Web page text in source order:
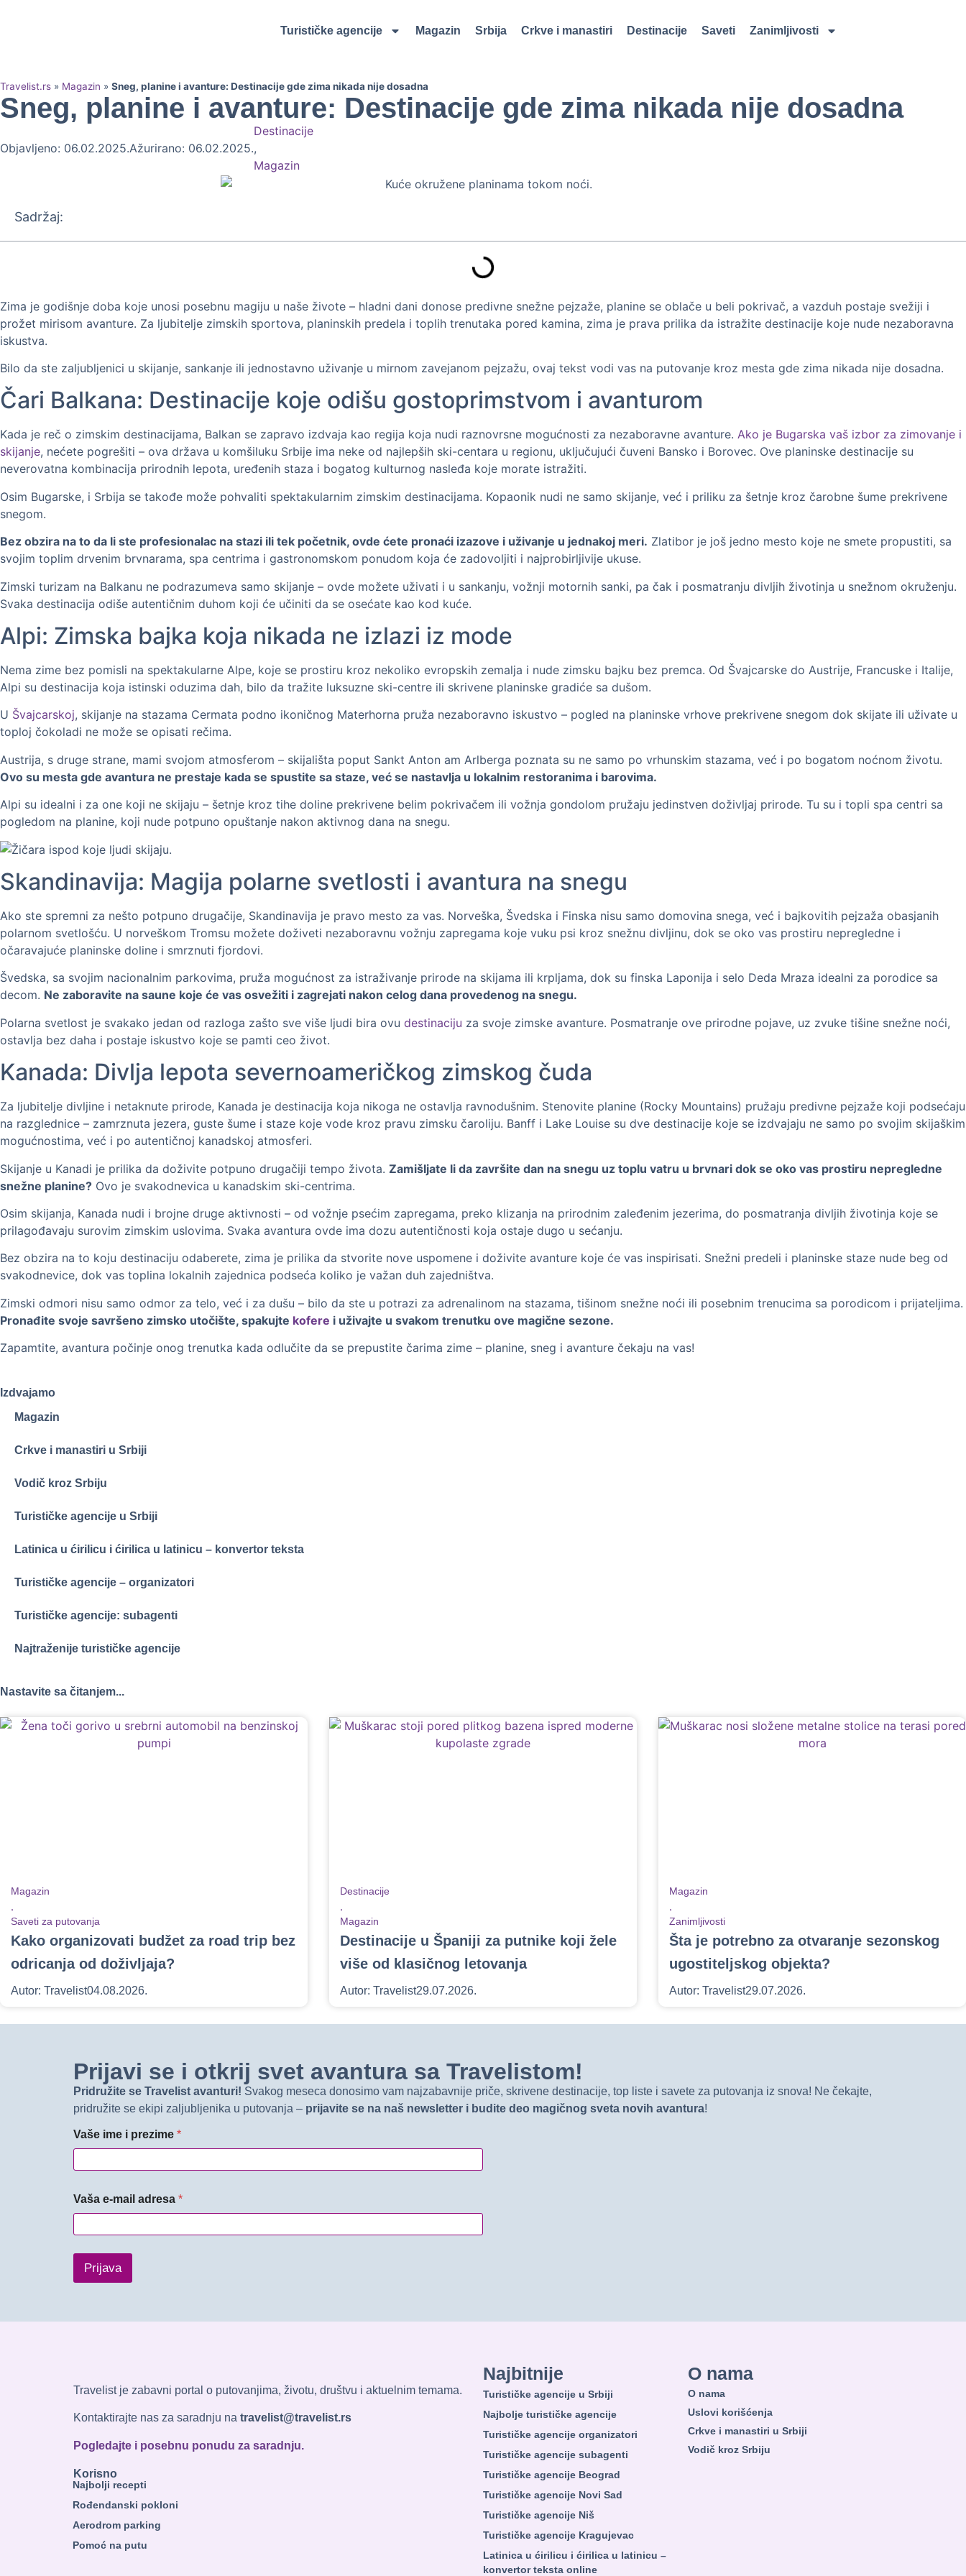
Turističke agencije Magazin Srbija Crkve i manastiri Destinacije Saveti Zanimljivosti
Travelist.rs » Magazin » Sneg, planine i avanture: Destinacije gde zima nikada nije dosadna
Sneg, planine i avanture: Destinacije gde zima nikada nije dosadna
Objavljeno: 06.02.2025.Ažurirano: 06.02.2025.
Destinacije
,
Magazin
Sadržaj:
Zima je godišnje doba koje unosi posebnu magiju u naše živote – hladni dani donose predivne snežne pejzaže, planine se oblače u beli pokrivač, a vazduh postaje svežiji i
prožet mirisom avanture. Za ljubitelje zimskih sportova, planinskih predela i toplih trenutaka pored kamina, zima je prava prilika da istražite destinacije koje nude nezaboravna
iskustva.
Bilo da ste zaljubljenici u skijanje, sankanje ili jednostavno uživanje u mirnom zavejanom pejzažu, ovaj tekst vodi vas na putovanje kroz mesta gde zima nikada nije dosadna.
Čari Balkana: Destinacije koje odišu gostoprimstvom i avanturom
Kada je reč o zimskim destinacijama, Balkan se zapravo izdvaja kao regija koja nudi raznovrsne mogućnosti za nezaboravne avanture. Ako je Bugarska vaš izbor za zimovanje i
skijanje, nećete pogrešiti – ova država u komšiluku Srbije ima neke od najlepših ski-centara u regionu, uključujući čuveni Bansko i Borovec. Ove planinske destinacije su
neverovatna kombinacija prirodnih lepota, uređenih staza i bogatog kulturnog nasleđa koje morate istražiti.
Osim Bugarske, i Srbija se takođe može pohvaliti spektakularnim zimskim destinacijama. Kopaonik nudi ne samo skijanje, već i priliku za šetnje kroz čarobne šume prekrivene
snegom.
Bez obzira na to da li ste profesionalac na stazi ili tek početnik, ovde ćete pronaći izazove i uživanje u jednakoj meri. Zlatibor je još jedno mesto koje ne smete propustiti, sa
svojim toplim drvenim brvnarama, spa centrima i gastronomskom ponudom koja će zadovoljiti i najprobirljivije ukuse.
Zimski turizam na Balkanu ne podrazumeva samo skijanje – ovde možete uživati i u sankanju, vožnji motornih sanki, pa čak i posmatranju divljih životinja u snežnom okruženju.
Svaka destinacija odiše autentičnim duhom koji će učiniti da se osećate kao kod kuće.
Alpi: Zimska bajka koja nikada ne izlazi iz mode
Nema zime bez pomisli na spektakularne Alpe, koje se prostiru kroz nekoliko evropskih zemalja i nude zimsku bajku bez premca. Od Švajcarske do Austrije, Francuske i Italije,
Alpi su destinacija koja istinski oduzima dah, bilo da tražite luksuzne ski-centre ili skrivene planinske gradiće sa dušom.
U Švajcarskoj, skijanje na stazama Cermata podno ikoničnog Materhorna pruža nezaboravno iskustvo – pogled na planinske vrhove prekrivene snegom dok skijate ili uživate u
toploj čokoladi ne može se opisati rečima.
Austrija, s druge strane, mami svojom atmosferom – skijališta poput Sankt Anton am Arlberga poznata su ne samo po vrhunskim stazama, već i po bogatom noćnom životu.
Ovo su mesta gde avantura ne prestaje kada se spustite sa staze, već se nastavlja u lokalnim restoranima i barovima.
Alpi su idealni i za one koji ne skijaju – šetnje kroz tihe doline prekrivene belim pokrivačem ili vožnja gondolom pružaju jedinstven doživljaj prirode. Tu su i topli spa centri sa
pogledom na planine, koji nude potpuno opuštanje nakon aktivnog dana na snegu.
Skandinavija: Magija polarne svetlosti i avantura na snegu
Ako ste spremni za nešto potpuno drugačije, Skandinavija je pravo mesto za vas. Norveška, Švedska i Finska nisu samo domovina snega, već i bajkovitih pejzaža obasjanih
polarnom svetlošću. U norveškom Tromsu možete doživeti nezaboravnu vožnju zapregama koje vuku psi kroz snežnu divljinu, dok se oko vas prostiru nepregledne i
očaravajuće planinske doline i smrznuti fjordovi.
Švedska, sa svojim nacionalnim parkovima, pruža mogućnost za istraživanje prirode na skijama ili krpljama, dok su finska Laponija i selo Deda Mraza idealni za porodice sa
decom. Ne zaboravite na saune koje će vas osvežiti i zagrejati nakon celog dana provedenog na snegu.
Polarna svetlost je svakako jedan od razloga zašto sve više ljudi bira ovu destinaciju za svoje zimske avanture. Posmatranje ove prirodne pojave, uz zvuke tišine snežne noći,
ostavlja bez daha i postaje iskustvo koje se pamti ceo život.
Kanada: Divlja lepota severnoameričkog zimskog čuda
Za ljubitelje divljine i netaknute prirode, Kanada je destinacija koja nikoga ne ostavlja ravnodušnim. Stenovite planine (Rocky Mountains) pružaju predivne pejzaže koji podsećaju
na razglednice – zamrznuta jezera, guste šume i staze koje vode kroz pravu zimsku čaroliju. Banff i Lake Louise su dve destinacije koje se izdvajaju ne samo po svojim skijaškim
mogućnostima, već i po autentičnoj kanadskoj atmosferi.
Skijanje u Kanadi je prilika da doživite potpuno drugačiji tempo života. Zamišljate li da završite dan na snegu uz toplu vatru u brvnari dok se oko vas prostiru nepregledne
snežne planine? Ovo je svakodnevica u kanadskim ski-centrima.
Osim skijanja, Kanada nudi i brojne druge aktivnosti – od vožnje psećim zapregama, preko klizanja na prirodnim zaleđenim jezerima, do posmatranja divljih životinja koje se
prilagođavaju surovim zimskim uslovima. Svaka avantura ovde ima dozu autentičnosti koja ostaje dugo u sećanju.
Bez obzira na to koju destinaciju odaberete, zima je prilika da stvorite nove uspomene i doživite avanture koje će vas inspirisati. Snežni predeli i planinske staze nude beg od
svakodnevice, dok vas toplina lokalnih zajednica podseća koliko je važan duh zajedništva.
Zimski odmori nisu samo odmor za telo, već i za dušu – bilo da ste u potrazi za adrenalinom na stazama, tišinom snežne noći ili posebnim trenucima sa porodicom i prijateljima.
Pronađite svoje savršeno zimsko utočište, spakujte kofere i uživajte u svakom trenutku ove magične sezone.
Zapamtite, avantura počinje onog trenutka kada odlučite da se prepustite čarima zime – planine, sneg i avanture čekaju na vas!
Izdvajamo
Magazin
Crkve i manastiri u Srbiji
Vodič kroz Srbiju
Turističke agencije u Srbiji
Latinica u ćirilicu i ćirilica u latinicu – konvertor teksta
Turističke agencije – organizatori
Turističke agencije: subagenti
Najtraženije turističke agencije
Nastavite sa čitanjem...
Magazin
,
Saveti za putovanja
Kako organizovati budžet za road trip bez
odricanja od doživljaja?
Autor: Travelist04.08.2026.
Destinacije
,
Magazin
Destinacije u Španiji za putnike koji žele
više od klasičnog letovanja
Autor: Travelist29.07.2026.
Magazin
,
Zanimljivosti
Šta je potrebno za otvaranje sezonskog
ugostiteljskog objekta?
Autor: Travelist29.07.2026.
Prijavi se i otkrij svet avantura sa Travelistom!
Pridružite se Travelist avanturi! Svakog meseca donosimo vam najzabavnije priče, skrivene destinacije, top liste i savete za putovanja iz snova! Ne čekajte,
pridružite se ekipi zaljubljenika u putovanja – prijavite se na naš newsletter i budite deo magičnog sveta novih avantura!
Vaše ime i prezime *
Vaša e-mail adresa *
Prijava
Travelist je zabavni portal o putovanjima, životu, društvu i aktuelnim temama.
Kontaktirajte nas za saradnju na travelist@travelist.rs
Pogledajte i posebnu ponudu za saradnju.
Korisno
Najbolji recepti
Rođendanski pokloni
Aerodrom parking
Pomoć na putu
Najbitnije
Turističke agencije u Srbiji
Najbolje turističke agencije
Turističke agencije organizatori
Turističke agencije subagenti
Turističke agencije Beograd
Turističke agencije Novi Sad
Turističke agencije Niš
Turističke agencije Kragujevac
Latinica u ćirilicu i ćirilica u latinicu –
konvertor teksta online
O nama
O nama
Uslovi korišćenja
Crkve i manastiri u Srbiji
Vodič kroz Srbiju